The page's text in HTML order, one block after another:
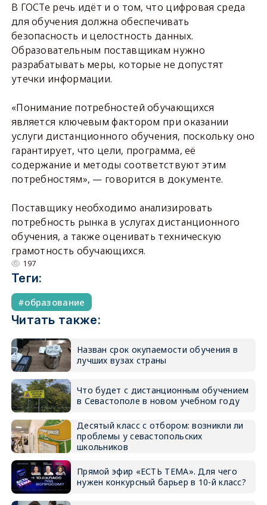
В ГОСТе речь идёт и о том, что цифровая среда
для обучения должна обеспечивать
безопасность и целостность данных.
Образовательным поставщикам нужно
разрабатывать меры, которые не допустят
утечки информации.
«Понимание потребностей обучающихся
является ключевым фактором при оказании
услуги дистанционного обучения, поскольку оно
гарантирует, что цели, программа, её
содержание и методы соответствуют этим
потребностям», — говорится в документе.
Поставщику необходимо анализировать
потребность рынка в услугах дистанционного
обучения, а также оценивать техническую
грамотность обучающихся.
197
Теги:
образование
Читать также:
Назван срок окупаемости обучения в
лучших вузах страны
Что будет с дистанционным обучением
в Севастополе в новом учебном году
Десятый класс с отбором: возникли ли
проблемы у севастопольских
школьников
Прямой эфир «ЕСТЬ ТЕМА». Для чего
нужен конкурсный барьер в 10-й класс?